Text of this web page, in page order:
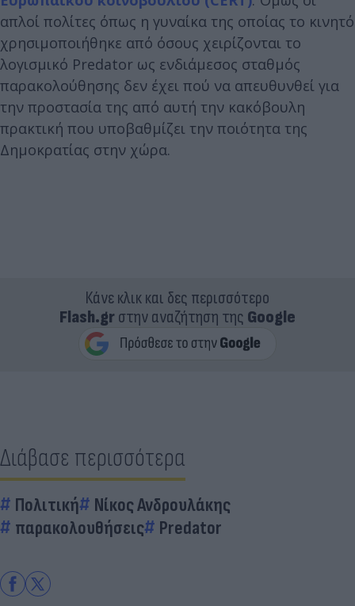
απλοί πολίτες όπως η γυναίκα της οποίας το κινητό
χρησιμοποιήθηκε από όσους χειρίζονται το
λογισμικό Predator ως ενδιάμεσος σταθμός
παρακολούθησης δεν έχει πού να απευθυνθεί για
την προστασία της από αυτή την κακόβουλη
πρακτική που υποβαθμίζει την ποιότητα της
Δημοκρατίας στην χώρα.
Κάνε κλικ και δες περισσότερο
Flash.grστην αναζήτηση της Google
Διάβασε περισσότερα
Πολιτική
Νίκος Ανδρουλάκης
παρακολουθήσεις
Predator